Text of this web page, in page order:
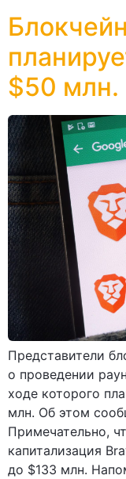
$50 млн.
Представители
о проведении
ходе которого
млн. Об этом
Примечательно,
капитализация
до $133 млн.